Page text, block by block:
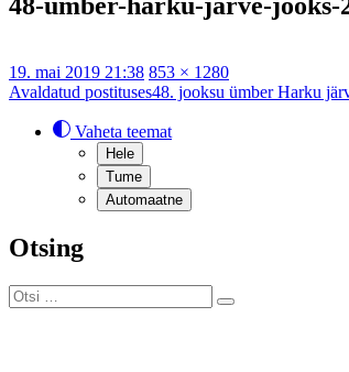
Postitatud
19. mai 2019 21:38 Täissuurus
853 × 1280
Navigeerimine
Avaldatud postituses48. jooksu ümber Harku
Vaheta teemat
Hele
Tume
Automaatne
Otsing
Otsi:
Otsi